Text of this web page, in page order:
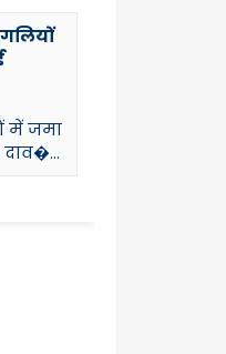
में जमा